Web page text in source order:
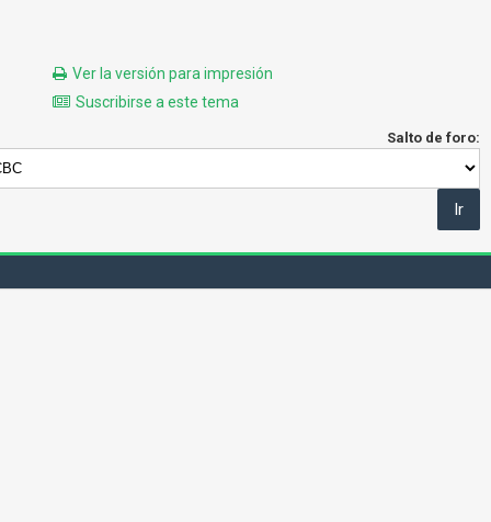
Ver la versión para impresión
Suscribirse a este tema
Salto de foro: